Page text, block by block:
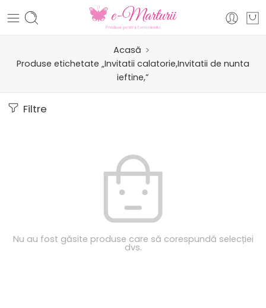
Acasă
Produse etichetate „Invitatii calatorie,Invitatii de nunta
ieftine,”
Filtre
Nu au fost găsite produse care să corespundă selecției
dvs.